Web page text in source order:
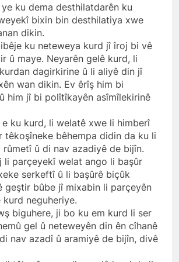
ziyaret etti.
3 Yıl Ago
Vakfı’nı ziyaret etti.
3 Yıl Ago
BASINA VE
KAMUOYUNA
3 Yıl Ago
Mart 2024 tarihinde
yapılacak olan yerel
seçimlere katılacak
partilerden birinin de HAK-
PAR olduğunu resmen
açıkladı.
3 Yıl Ago
Yeni yıl Kürt yurtsever
hareketinin
toparlanmasına ve
özgürlüğe vesile olsun.
3 Yıl Ago
Maraş Katliamı’nı
unutmadık,
unutturmayacağız.
3 Yıl Ago
ROJA ALAYÊ NÎŞANA
HEBÛNÊ
ku dema desthilatdarên ku
bixin bin desthilatiya xwe
dikin.
ku neteweya kurd jî îroj bi vê
û maye. Neyarên gelê kurd, li
dagirkirine û li aliyê din jî
wan dikin. Ev êrîş him bi
him jî bi polîtîkayên asîmîlekirinê
e ku kurd, li welatê xwe li himberî
têkoşîneke bêhempa didin da ku li
rûmetî û di nav azadiyê de bijîn.
li parçeyekî welat ango li başûr
serkeftî û li başûrê biçûk
geştir bûbe jî mixabin li parçeyên
neguheriye.
biguhere, ji bo ku em kurd li ser
gel û neteweyên din ên cîhanê
nav azadî û aramiyê de bijîn, divê